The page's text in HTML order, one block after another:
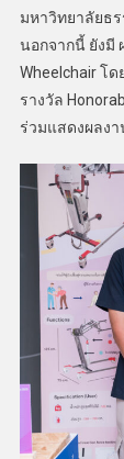
มหาวิทยาลัยธ
นอกจากนี้ ยังมี
Wheelchair โ
รางวัล
ร่วมแสดงผลงา